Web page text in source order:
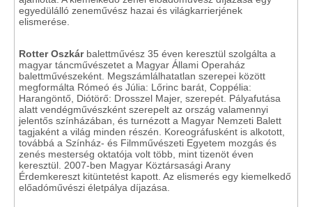
egyedülálló zeneművész hazai és világkarrierjének
elismerése.
Rotter Oszkárbalettművész 35 éven keresztül szolgálta a
magyar táncművészetet a Magyar Állami Operaház
balettművészeként. Megszámlálhatatlan szerepei között
megformálta Rómeó és Júlia: Lőrinc barát, Coppélia:
Harangöntő, Diótörő: Drosszel Majer, szerepét. Pályafutása
alatt vendégművészként szerepelt az ország valamennyi
jelentős színházában, és turnézott a Magyar Nemzeti Balett
tagjaként a világ minden részén. Koreográfusként is alkotott,
továbbá a Színház- és Filmművészeti Egyetem mozgás és
zenés mesterség oktatója volt több, mint tizenöt éven
keresztül. 2007-ben Magyar Köztársasági Arany
Érdemkereszt kitüntetést kapott. Az elismerés egy kiemelkedő
előadóművészi életpálya díjazása.